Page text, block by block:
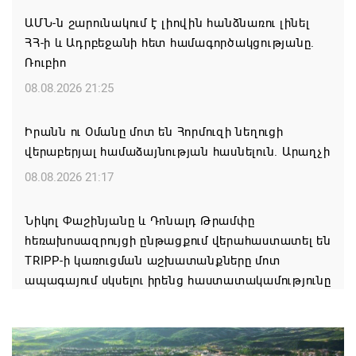
ԱՄՆ-ն շարունակում է լիովին հանձնառու լինել
ՀՀ-ի և Ադրբեջանի հետ համագործակցությանը.
Ռուբիո
08.08.2026 21:25
Իրանն ու Օմանը մոտ են Հորմուզի նեղուցի
վերաբերյալ համաձայնության հասնելուն. Արաղչի
08.08.2026 21:17
Նիկոլ Փաշինյանը և Դոնալդ Թրամփը
հեռախոսազրույցի ընթացքում վերահաստատել են
TRIPP-ի կառուցման աշխատանքները մոտ
ապագայում սկսելու իրենց հաստատակամությունը
Փաշինյանն ու Ալիևը հեռախոսազրույց են ունեցել․